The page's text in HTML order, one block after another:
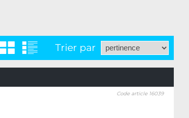
Trier par
Code article 16039